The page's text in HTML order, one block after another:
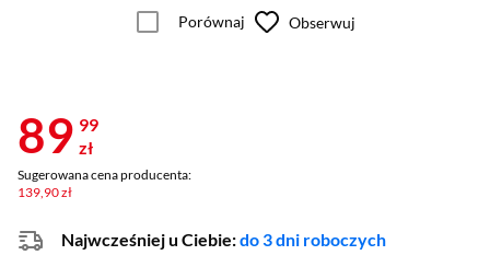
Porównaj Obserwuj
89 99
zł
Sugerowana cena producenta:
139,90 zł
Najwcześniej u Ciebie:do 3 dni roboczych